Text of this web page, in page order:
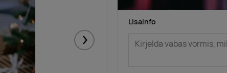
Järgmised
Lisainfo